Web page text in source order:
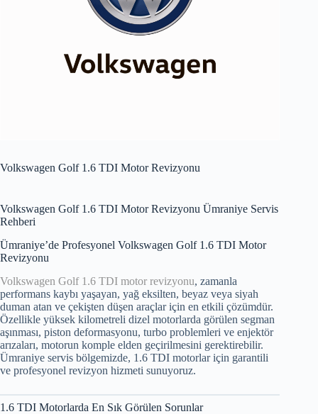
Volkswagen Golf 1.6 TDI Motor Revizyonu
Volkswagen Golf 1.6 TDI Motor Revizyonu Ümraniye Servis
Rehberi
Ümraniye’de Profesyonel Volkswagen Golf 1.6 TDI Motor
Revizyonu
Volkswagen Golf 1.6 TDI motor revizyonu, zamanla
performans kaybı yaşayan, yağ eksilten, beyaz veya siyah
duman atan ve çekişten düşen araçlar için en etkili çözümdür.
Özellikle yüksek kilometreli dizel motorlarda görülen segman
aşınması, piston deformasyonu, turbo problemleri ve enjektör
arızaları, motorun komple elden geçirilmesini gerektirebilir.
Ümraniye servis bölgemizde, 1.6 TDI motorlar için garantili
ve profesyonel revizyon hizmeti sunuyoruz.
1.6 TDI Motorlarda En Sık Görülen Sorunlar